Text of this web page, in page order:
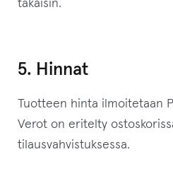
takaisin.
5. Hinnat
Tuotteen hinta ilmoitetaan
Verot on eritelty
tilausvahvistuksessa.